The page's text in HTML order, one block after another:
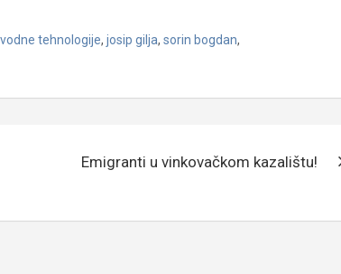
tehnologije, josip gilja, sorin bogdan,
Emigranti u vinkovačkom kazalištu!